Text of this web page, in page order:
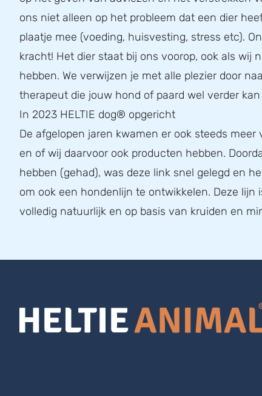
ons niet alleen op het probleem dat een dier
plaatje mee (voeding, huisvesting, stress etc).
kracht! Het dier staat bij ons voorop, ook als wij
hebben. We verwijzen je met alle plezier door
therapeut die jouw hond of paard wel verder
In 2023 HELTIE dog® opgericht
De afgelopen jaren kwamen er ook steeds
en of wij daarvoor ook producten hebben.
hebben (gehad), was deze link snel gelegd en
om ook een hondenlijn te ontwikkelen. Deze lijn
volledig natuurlijk en op basis van kruiden en